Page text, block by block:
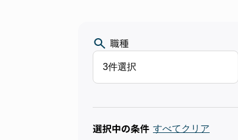
職種
3件選択
選択中の条件 すべてクリア